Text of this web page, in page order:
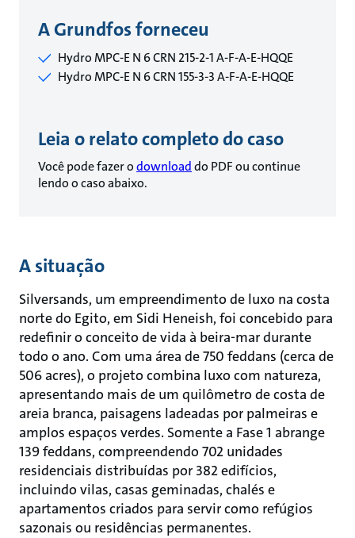
A Grundfos forneceu
Hydro MPC-E N 6 CRN 215-2-1 A-F-A-E-HQQE
Hydro MPC-E N 6 CRN 155-3-3 A-F-A-E-HQQE
Leia o relato completo do caso
Você pode fazer odownloaddo PDF ou continue
lendo o caso abaixo.
A situação
Silversands, um empreendimento de luxo na costa
norte do Egito, em Sidi Heneish, foi concebido para
redefinir o conceito de vida à beira-mar durante
todo o ano. Com uma área de 750 feddans (cerca de
506 acres), o projeto combina luxo com natureza,
apresentando mais de um quilômetro de costa de
areia branca, paisagens ladeadas por palmeiras e
amplos espaços verdes. Somente a Fase 1 abrange
139 feddans, compreendendo 702 unidades
residenciais distribuídas por 382 edifícios,
incluindo vilas, casas geminadas, chalés e
apartamentos criados para servir como refúgios
sazonais ou residências permanentes.